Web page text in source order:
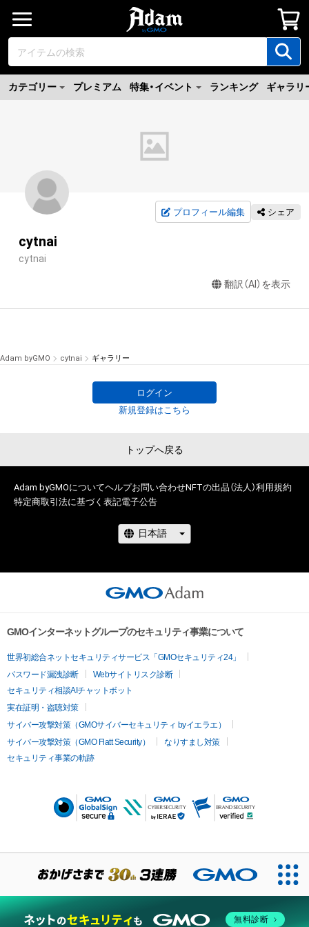
カテゴリー プレミアム 特集・イベント ランキング ギャラリ
プロフィール編集 シェア
cytnai
cytnai
翻訳（AI）を表示
Adam byGMO cytnai ギャラリー
ログイン
新規登録はこちら
トップへ戻る
Adam byGMOについてヘルプお問い合わせNFTの出品（法人）利用規約
特定商取引法に基づく表記電子公告
GMOインターネットグループのセキュリティ事業について
世界初総合ネットセキュリティサービス「GMOセキュリティ24」
パスワード漏洩診断
Webサイトリスク診断
セキュリティ相談AIチャットボット
実在証明・盗聴対策
サイバー攻撃対策（GMOサイバーセキュリティ byイエラエ）
サイバー攻撃対策（GMO Flatt Security）
なりすまし対策
セキュリティ事業の軌跡
無料診断